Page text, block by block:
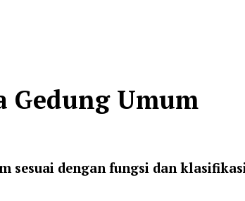
Gedung Umum
sesuai dengan fungsi dan